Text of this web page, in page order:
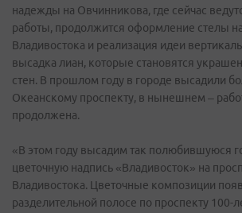
надежды на Овчинникова, где сейчас
работы, продолжится оформление стелы
Владивостока и реализация идеи
высадка лиан, которые становятся
стен. В прошлом году в городе высадили
Океанскому проспекту, в нынешнем –
продолжена.
«В этом году высадим так полюбившуюся
цветочную надпись «Владивосток» на
Владивостока. Цветочные композиции
разделительной полосе по проспекту 100-